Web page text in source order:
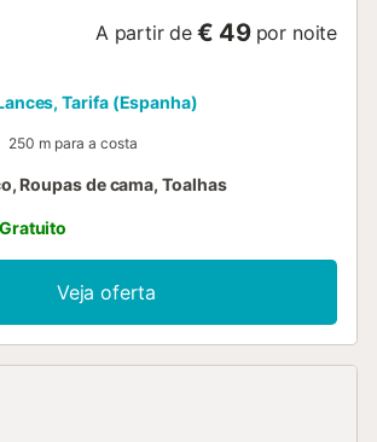
A partir de € 49 por noite
Tarifa (Espanha)
250 m para a costa
Roupas de cama, Toalhas
Veja oferta